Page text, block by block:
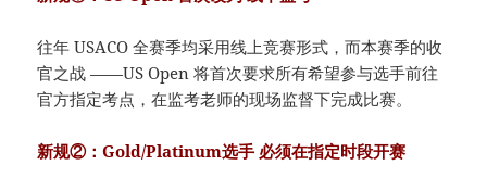
往年 USACO 全赛季均采用线上竞赛形式，而本赛季的收
官之战 ——US Open 将首次要求所有希望参与选手前往
官方指定考点，在监考老师的现场监督下完成比赛。
新规②：Gold/Platinum选手 必须在指定时段开赛